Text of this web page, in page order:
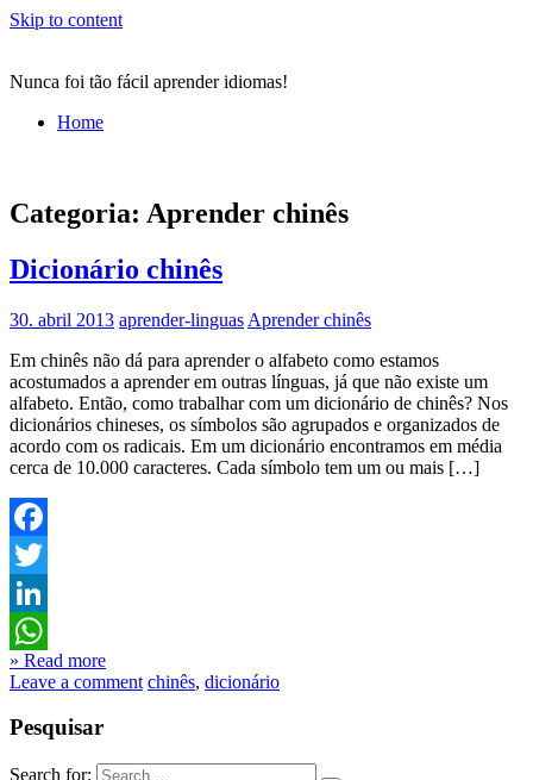
Skip to content
Nunca foi tão fácil aprender idiomas!
Home
Categoria: Aprender chinês
Dicionário chinês
30. abril 2013 aprender-linguas Aprender chinês
Em chinês não dá para aprender o alfabeto como estamos
acostumados a aprender em outras línguas, já que não existe um
alfabeto. Então, como trabalhar com um dicionário de chinês? Nos
dicionários chineses, os símbolos são agrupados e organizados de
acordo com os radicais. Em um dicionário encontramos em média
cerca de 10.000 caracteres. Cada símbolo tem um ou mais […]
Facebook
Twitter
LinkedIn
WhatsApp
» Read more
Leave a comment chinês, dicionário
Pesquisar
Search for: